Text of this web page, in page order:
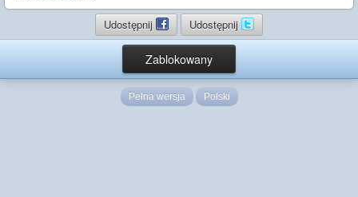
Udostępnij Udostępnij
Zablokowany
Pełna wersja Polski